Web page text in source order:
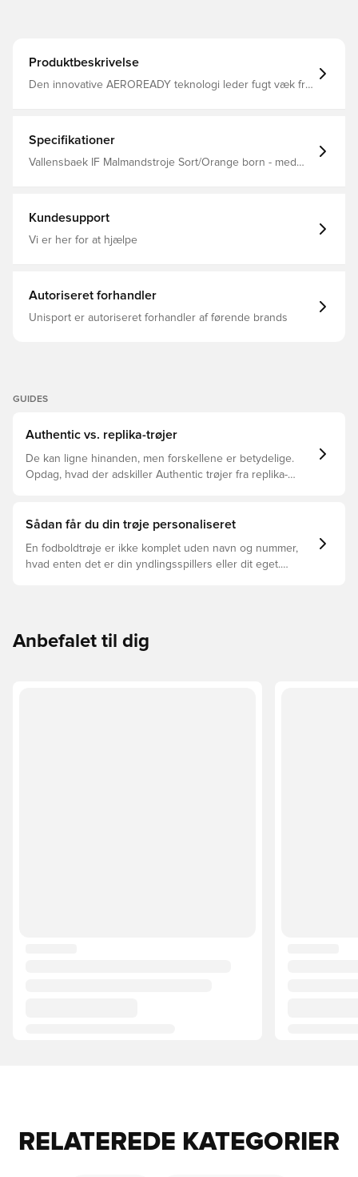
Produktbeskrivelse
Den innovative AEROREADY teknologi leder fugt væk fra
genanvendt indhold Rund ribhals Regular fit Fremstillet i
100% genanvendt polyester.
Specifikationer
Vallensbaek IF Malmandstroje Sort/Orange born - med
Kundesupport
Vi er her for at hjælpe
Autoriseret forhandler
Unisport er autoriseret forhandler af førende brands
GUIDES
Authentic vs. replika-trøjer
De kan ligne hinanden, men forskellene er betydelige.
Opdag, hvad der adskiller Authentic trøjer fra replika-
Sådan får du din trøje personaliseret
En fodboldtrøje er ikke komplet uden navn og nummer,
hvad enten det er din yndlingsspillers eller dit eget.
Anbefalet til dig
RELATEREDE KATEGORIER